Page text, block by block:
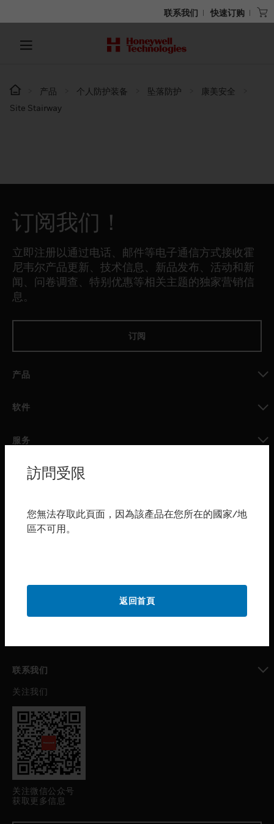
联系我们 快速订购
产品 个人防护装备 坠落防护
康美安全
Site Stairway
订阅我们！
立即注册以通过电话、邮件等电子通信方式接收霍
尼韦尔产品更新、技术信息、新品发布、活动和新
闻、问卷调查、特别优惠等相关主题的独家营销信
息。
订阅
产品
软件
服务
toggle view
行业
toggle view
联系我们
toggle view
关注我们
关注微信公众号
获取更多信息
訪問受限
您無法存取此頁面，因為該產品在您所在的國家/地
區不可用。
返回首頁